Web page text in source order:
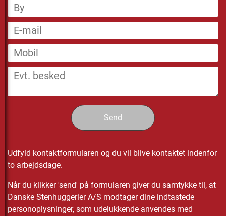
Udfyld kontaktformularen og du vil blive kontaktet indenfor
to arbejdsdage.
Når du klikker 'send' på formularen giver du samtykke til, at
Danske Stenhuggerier A/S modtager dine indtastede
personoplysninger, som udelukkende anvendes med